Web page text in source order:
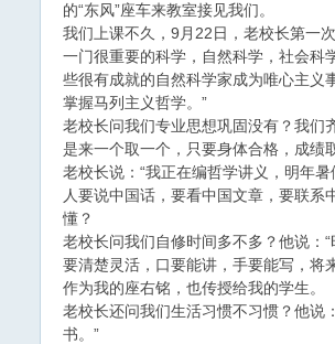
的“东风”座车来教室接见我们。
我们上课不久，9月22日，老校长第一
一门很重要的科学，自然科学，社会科
些很有成就的自然科学家成为唯心主义
掌握马列主义哲学。”
老校长问我们专业思想巩固没有？我们
是来一个取一个，只要身体合格，成绩
老校长说：“我正在编哲学讲义，明年
人要说中国话，要看中国文章，要联
懂？
老校长问我们自修时间多不多？他说：
要清楚灵活，口要能讲，手要能写，将
作为我的座右铭，也传授给我的学生。
老校长还问我们生活习惯不习惯？他说
书。”